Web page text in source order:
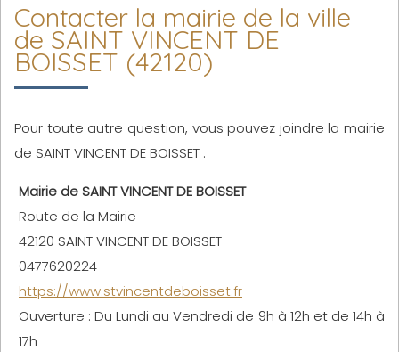
Contacter la mairie de la ville
de SAINT VINCENT DE
BOISSET (42120)
Pour toute autre question, vous pouvez joindre la mairie
de SAINT VINCENT DE BOISSET :
Mairie de SAINT VINCENT DE BOISSET
Route de la Mairie
42120 SAINT VINCENT DE BOISSET
0477620224
https://www.stvincentdeboisset.fr
Ouverture : Du Lundi au Vendredi de 9h à 12h et de 14h à
17h